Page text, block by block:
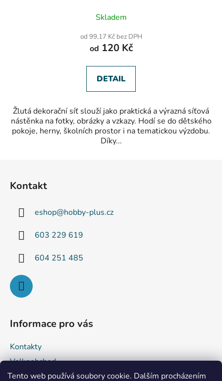
Tento web používá soubory cookie. Dalším procházením
hodnocení
je
5,0
5
hvězdiček.
Skladem
od 99,17 Kč bez DPH
od 120 Kč
DETAIL
Žlutá dekorační síť slouží jako praktická a výrazná síťová
nástěnka na fotky, obrázky a vzkazy. Hodí se do dětského
pokoje, herny, školních prostor i na tematickou výzdobu.
Díky...
Kontakt
eshop@hobby-plus.cz
603 229 619
604 251 485
Informace pro vás
Kontakty
Velkoobchod
Obchodní podmínky